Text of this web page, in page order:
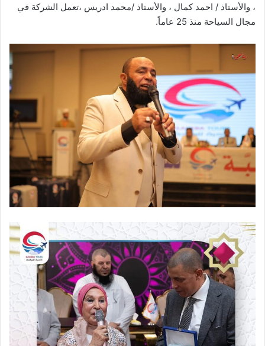
، والأستاذ / احمد كمال ، والأستاذ /محمد ادريس ،تعمل الشركة في
مجال السياحة منذ 25 عاماً.